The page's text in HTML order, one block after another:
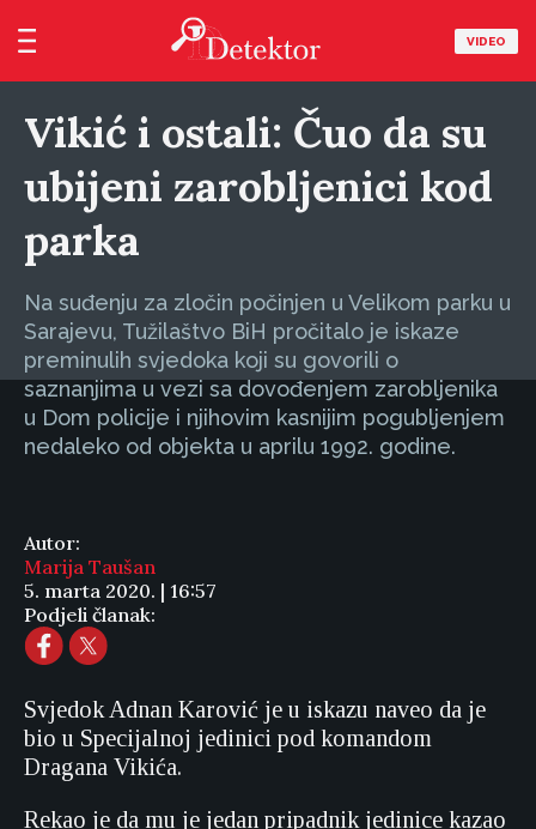
VIDEO
Vikić i ostali: Čuo da su
ubijeni zarobljenici kod
parka
Na suđenju za zločin počinjen u Velikom parku u
Sarajevu, Tužilaštvo BiH pročitalo je iskaze
preminulih svjedoka koji su govorili o
saznanjima u vezi sa dovođenjem zarobljenika
u Dom policije i njihovim kasnijim pogubljenjem
nedaleko od objekta u aprilu 1992. godine.
Autor:
Marija Taušan
5. marta 2020. | 16:57
Podjeli članak:
Svjedok Adnan Karović je u iskazu naveo da je
bio u Specijalnoj jedinici pod komandom
Dragana Vikića.
Rekao je da mu je jedan pripadnik jedinice kazao